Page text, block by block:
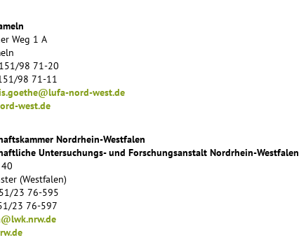
Weg 1 A
98 71-20
98 71-11
nord-west.de
west.de
Nordrhein-Westfalen
Untersuchungs- und Forschungsanstalt Nordrhein-Westfalen
(Westfalen)
23 76-595
23 76-597